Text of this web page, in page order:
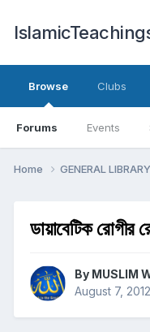
Browse
Forums Events
Clubs
Home GENERAL LIBRARY
ডায়াবেটিক রোগীর
By MUSLIM
August 7, 2012